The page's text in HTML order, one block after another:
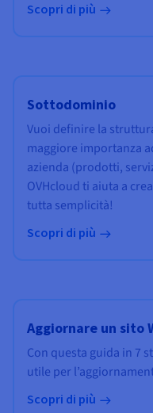
Scopri di più
Sottodominio
Vuoi definire la
maggiore importanza
azienda (prodotti,
OVHcloud ti aiuta a
tutta semplicità!
Scopri di più
Aggiornare un sito
Con questa guida in 7
utile per
Scopri di più